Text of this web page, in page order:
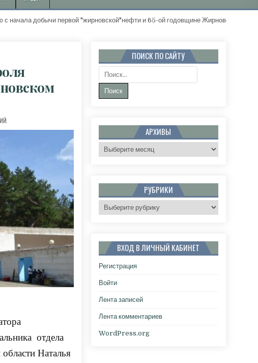
добычи первой "жирновской"нефти и 65-ой годовщине
К ГРУППА ГУБЕРНАТОРСКОГО КОНТРОЛЯ ПРОИНСПЕКТИРОВАЛА ХОД РАБОТ ЖИРНОВСКОМ
отдела
Наталья
ПОИСК ПО САЙТУ
Поиск:
АРХИВЫ
Архивы
РУБРИКИ
Рубрики
ВХОД В ЛИЧНЫЙ КАБИНЕТ
Регистрация
Войти
Лента записей
Лента комментариев
WordPress.org